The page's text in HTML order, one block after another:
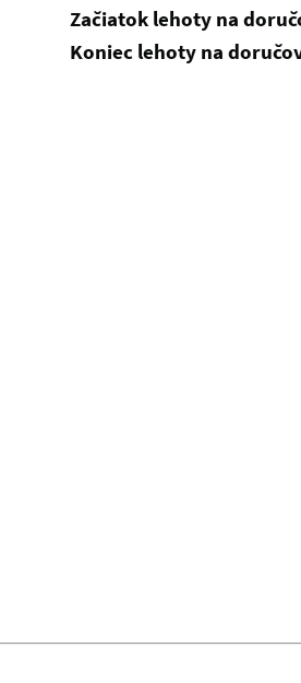
Začiatok lehoty na
Koniec lehoty na